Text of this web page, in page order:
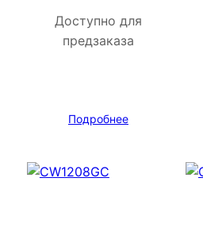
Доступно для
предзаказа
Подробнее